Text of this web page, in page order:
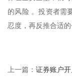
的风险 。投资者需
忍度，再反推合适
上一篇： 证券账户